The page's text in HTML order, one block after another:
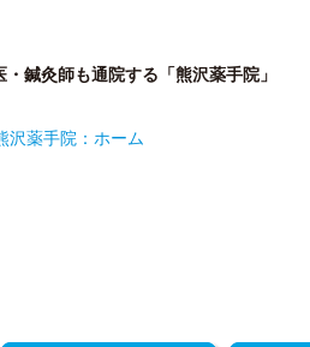
・鍼灸師も通院する「熊沢薬手院」